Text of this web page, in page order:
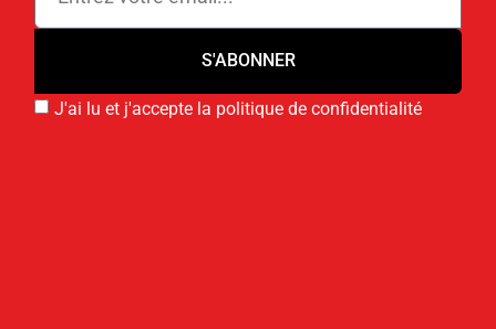
J'ai lu et j'accepte la politique de confidentialité
S'ABONNER